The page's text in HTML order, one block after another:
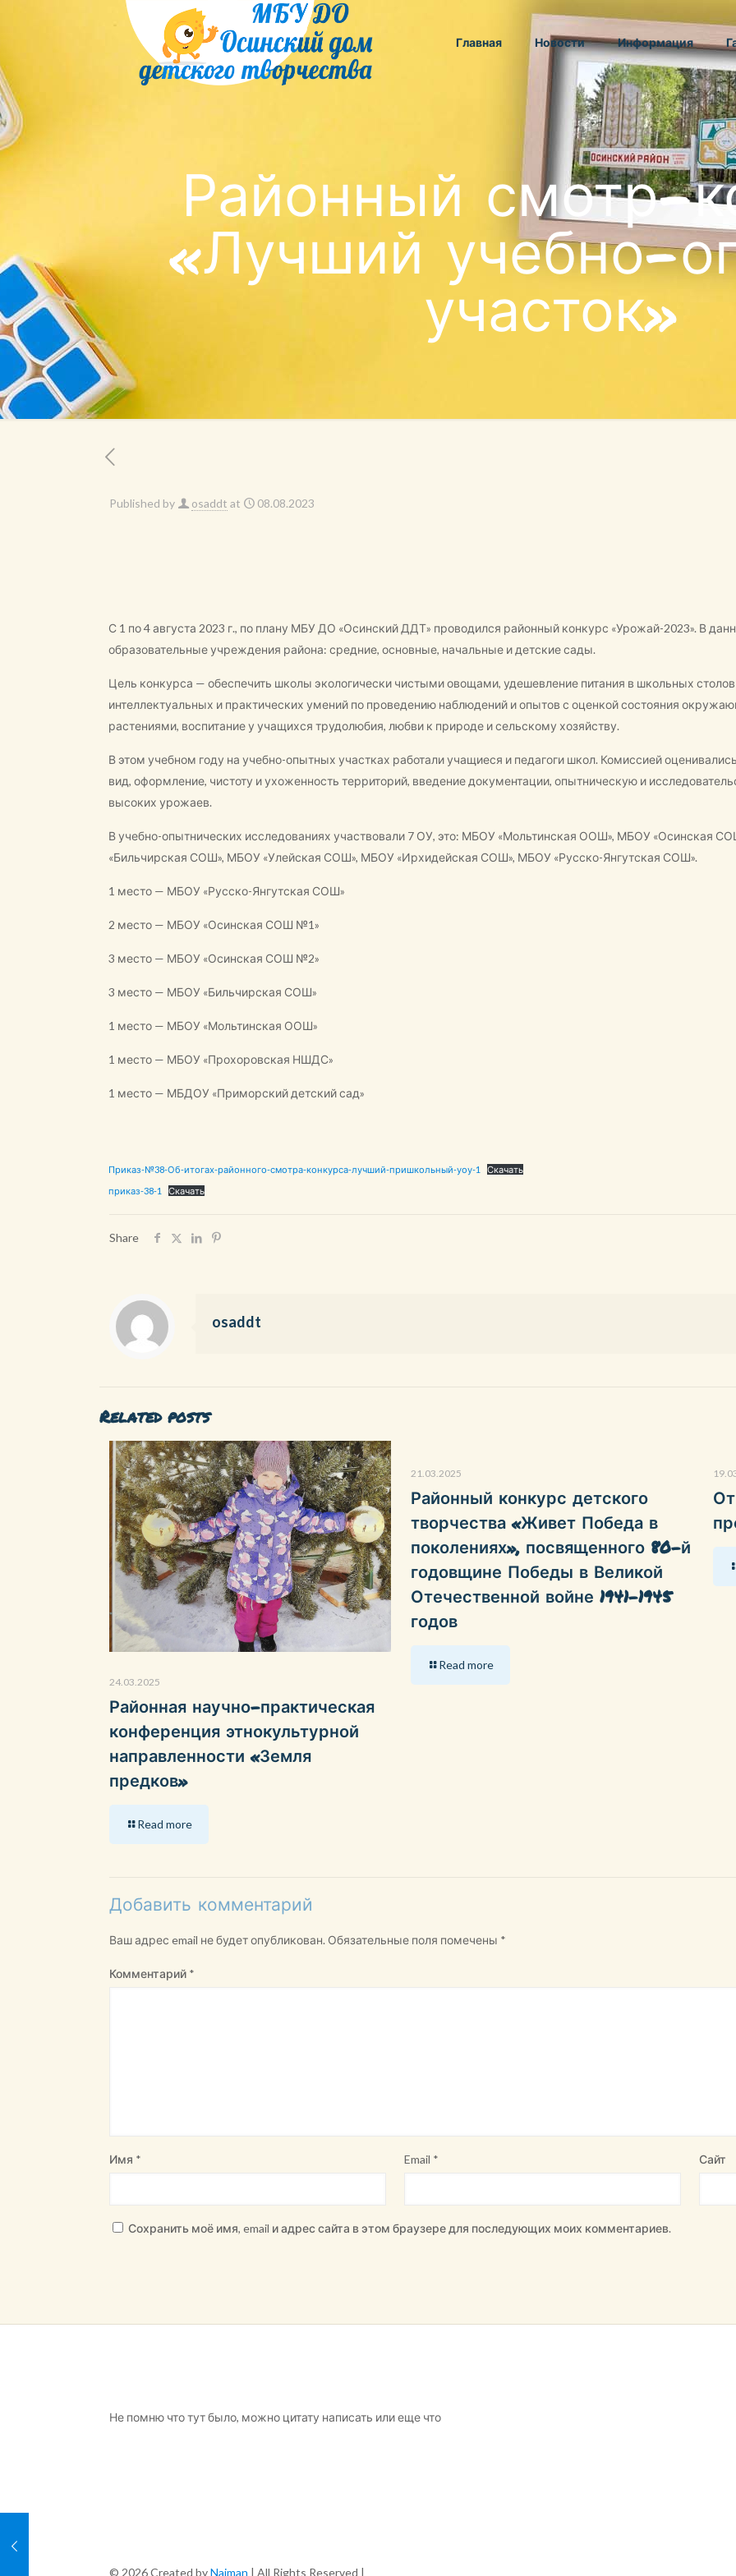
Главная Новости Информация
Районный смотр-
«Лучший учебно-
участок»
Published by osaddt at 08.08.2023
С 1 по 4 августа 2023 г., по плану МБУ ДО «Осинский ДДТ» проводился районный конкурс «Урожай-2023». В
образовательные учреждения района: средние, основные, начальные и детские сады.
Цель конкурса — обеспечить школы экологически чистыми овощами, удешевление питания в школьных
интеллектуальных и практических умений по проведению наблюдений и опытов с оценкой состояния
растениями, воспитание у учащихся трудолюбия, любви к природе и сельскому хозяйству.
В этом учебном году на учебно-опытных участках работали учащиеся и педагоги школ. Комиссией
вид, оформление, чистоту и ухоженность территорий, введение документации, опытническую и
высоких урожаев.
В учебно-опытнических исследованиях участвовали 7 ОУ, это: МБОУ «Мольтинская ООШ», МБОУ
«Бильчирская СОШ», МБОУ «Улейская СОШ», МБОУ «Ирхидейская СОШ», МБОУ «Русско-Янгутская СОШ».
1 место — МБОУ «Русско-Янгутская СОШ»
2 место — МБОУ «Осинская СОШ №1»
3 место — МБОУ «Осинская СОШ №2»
3 место — МБОУ «Бильчирская СОШ»
1 место — МБОУ «Мольтинская ООШ»
1 место — МБОУ «Прохоровская НШДС»
1 место — МБДОУ «Приморский детский сад»
Приказ-№38-Об-итогах-районного-смотра-конкурса-лучший-пришкольный-уоу-1
Скачать
приказ-38-1
Скачать
Share
osaddt
Related posts
24.03.2025
Районная научно-практическая
конференция этнокультурной
направленности «Земля
предков»
Read more
21.03.2025
Районный конкурс детского
творчества «Живет Победа в
поколениях», посвященного 80-й
годовщине Победы в Великой
Отечественной войне 1941-1945
годов
Read more
Добавить комментарий
Ваш адрес email не будет опубликован. Обязательные поля помечены *
Комментарий *
Имя * Email * Сайт
Сохранить моё имя, email и адрес сайта в этом браузере для последующих моих комментариев.
Не помню что тут было, можно цитату написать или еще что
© 2026 Created byNaiman | All Rights Reserved |